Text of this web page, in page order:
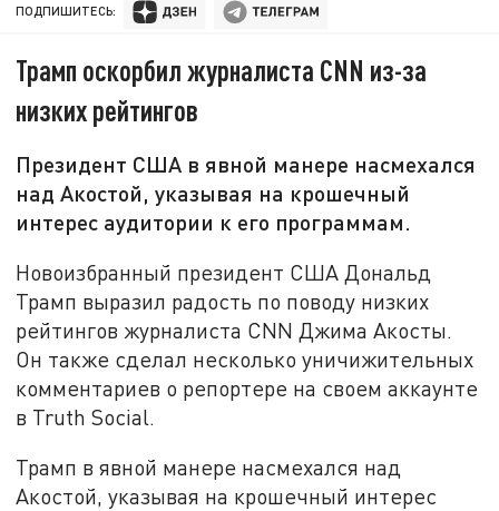
ПОДПИШИТЕСЬ:
Трамп оскорбил журналиста CNN из-за
низких рейтингов
Президент США в явной манере насмехался
над Акостой, указывая на крошечный
интерес аудитории к его программам.
Новоизбранный президент США Дональд
Трамп выразил радость по поводу низких
рейтингов журналиста CNN Джима Акосты.
Он также сделал несколько уничижительных
комментариев о репортере на своем аккаунте
в Truth Social.
Трамп в явной манере насмехался над
Акостой, указывая на крошечный интерес